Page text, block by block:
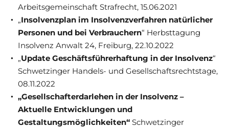
Arbeitsgemeinschaft Strafrecht, 15.06.2021
„Insolvenzplan im Insolvenzverfahren natürlicher
Personen und bei Verbrauchern“ Herbsttagung
Insolvenz Anwalt 24, Freiburg, 22.10.2022
„Update Geschäftsführerhaftung in der Insolvenz“
Schwetzinger Handels- und Gesellschaftsrechtstage,
08.11.2022
„Gesellschafterdarlehen in der Insolvenz –
Aktuelle Entwicklungen und
Gestaltungsmöglichkeiten“ Schwetzinger